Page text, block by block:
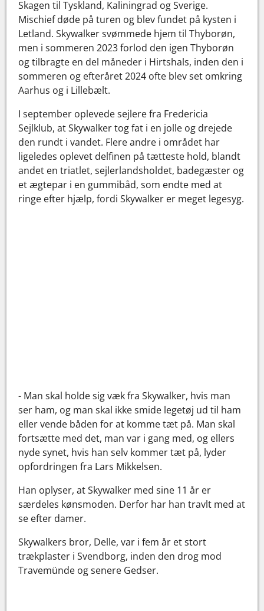
Skagen til Tyskland, Kaliningrad og Sverige.
Mischief døde på turen og blev fundet på kysten i
Letland. Skywalker svømmede hjem til Thyborøn,
men i sommeren 2023 forlod den igen Thyborøn
og tilbragte en del måneder i Hirtshals, inden den i
sommeren og efteråret 2024 ofte blev set omkring
Aarhus og i Lillebælt.
I september oplevede sejlere fra Fredericia
Sejlklub, at Skywalker tog fat i en jolle og drejede
den rundt i vandet. Flere andre i området har
ligeledes oplevet delfinen på tætteste hold, blandt
andet en triatlet, sejlerlandsholdet, badegæster og
et ægtepar i en gummibåd, som endte med at
ringe efter hjælp, fordi Skywalker er meget legesyg.
- Man skal holde sig væk fra Skywalker, hvis man
ser ham, og man skal ikke smide legetøj ud til ham
eller vende båden for at komme tæt på. Man skal
fortsætte med det, man var i gang med, og ellers
nyde synet, hvis han selv kommer tæt på, lyder
opfordringen fra Lars Mikkelsen.
Han oplyser, at Skywalker med sine 11 år er
særdeles kønsmoden. Derfor har han travlt med at
se efter damer.
Skywalkers bror, Delle, var i fem år et stort
trækplaster i Svendborg, inden den drog mod
Travemünde og senere Gedser.